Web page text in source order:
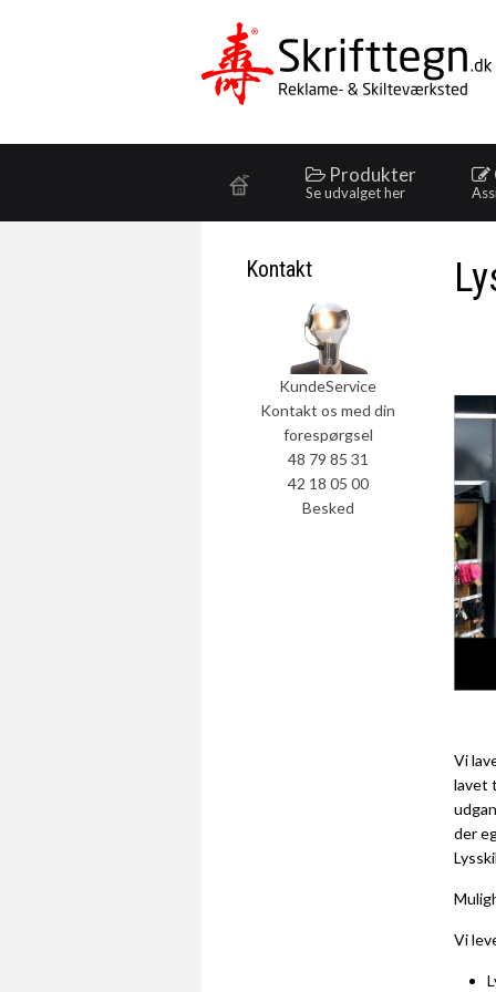
Produkter
Se udvalget her
Vi
lavet
der
Vi
Kontakt
KundeService
Kontakt os med din
forespørgsel
48 79 85 31
42 18 05 00
Besked